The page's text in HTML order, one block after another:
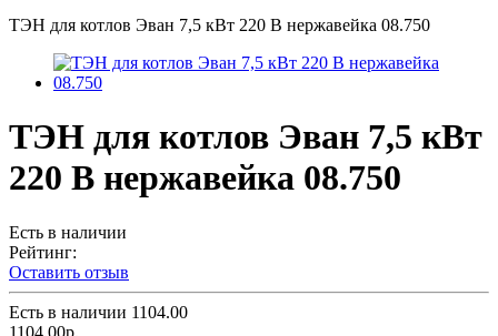
ТЭН для котлов Эван 7,5 кВт 220 В нержавейка 08.750
ТЭН для котлов Эван 7,5 кВт
220 В нержавейка 08.750
Есть в наличии
Рейтинг:
Оставить отзыв
Есть в наличии 1104.00
1104.00р.